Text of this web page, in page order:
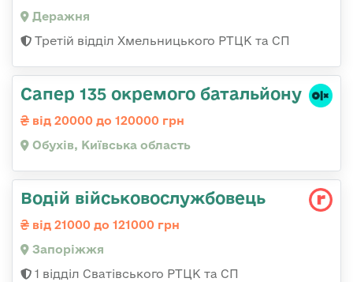
Деражня
Третій відділ Хмельницького РТЦК та СП
Сапер 135 окремого батальйону
від 20000 до 120000 грн
Обухів, Київська область
Водій військовослужбовець
від 21000 до 121000 грн
Запоріжжя
1 відділ Сватівського РТЦК та СП